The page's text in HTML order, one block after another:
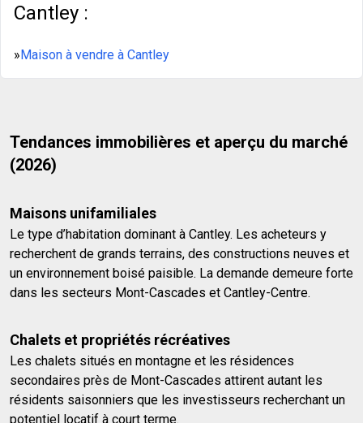
Cantley :
»Maison à vendre à Cantley
Tendances immobilières et aperçu du marché
(2026)
Maisons unifamiliales
Le type d’habitation dominant à Cantley. Les acheteurs y
recherchent de grands terrains, des constructions neuves et
un environnement boisé paisible. La demande demeure forte
dans les secteurs Mont-Cascades et Cantley-Centre.
Chalets et propriétés récréatives
Les chalets situés en montagne et les résidences
secondaires près de Mont-Cascades attirent autant les
résidents saisonniers que les investisseurs recherchant un
potentiel locatif à court terme.